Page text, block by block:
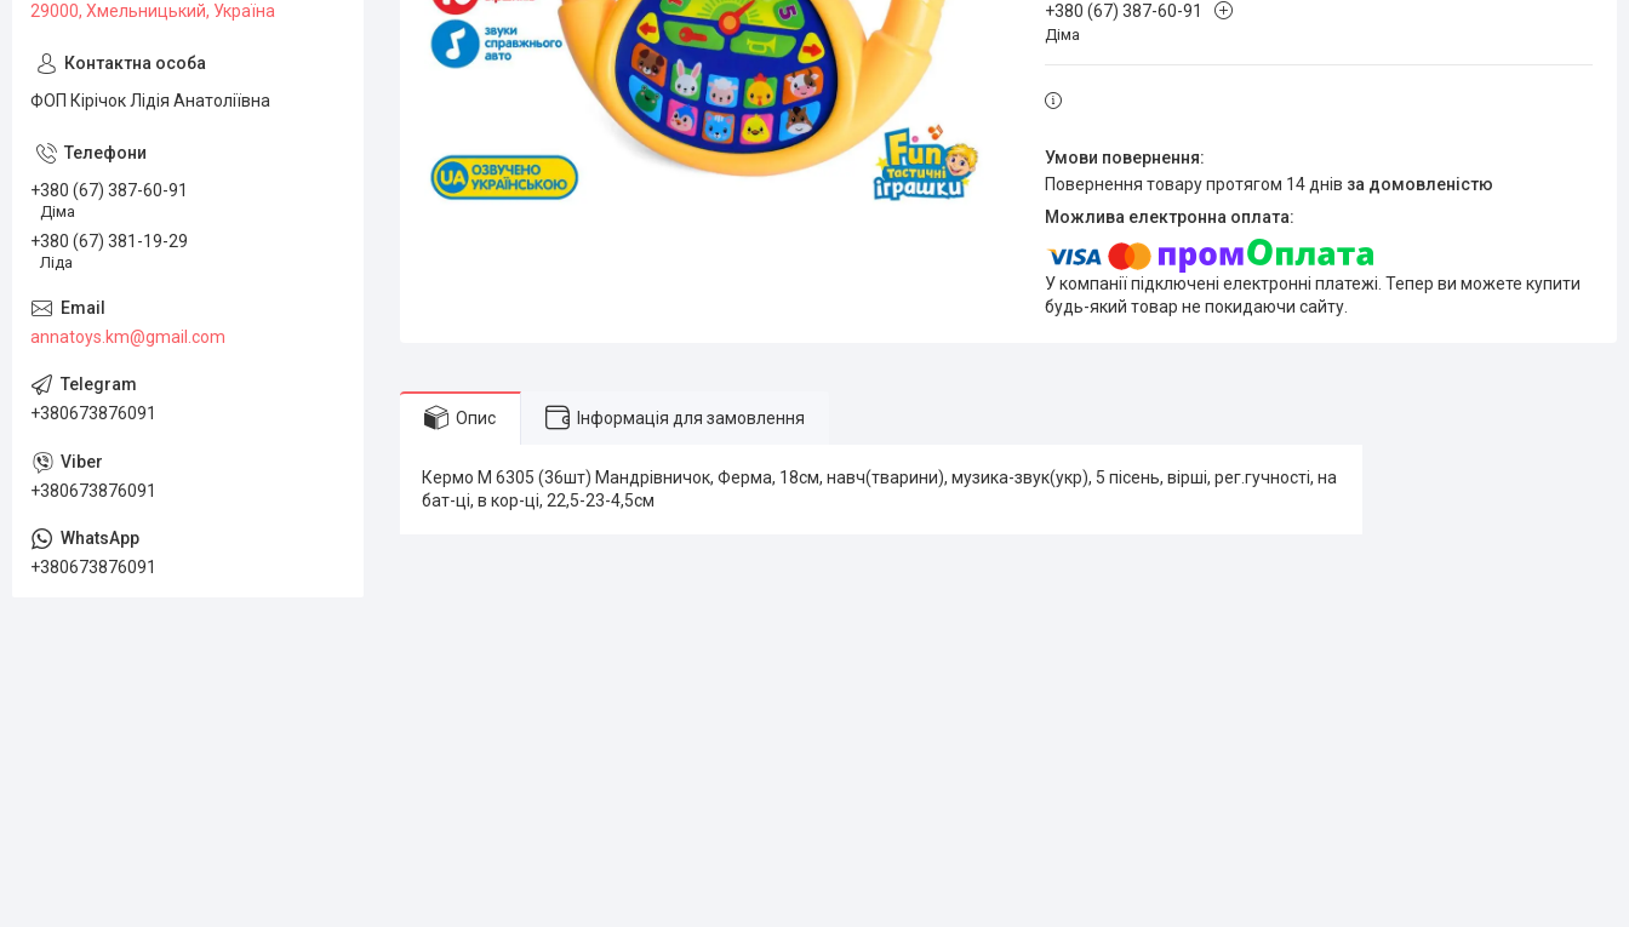
+380 (67) 387-60-91
Діма
повернення товару протягом 14 днів за домовленістю
У компанії підключені електронні платежі. Тепер ви можете купити
будь-який товар не покидаючи сайту.
Опис Інформація для замовлення
Кермо M 6305 (36шт) Мандрівничок, Ферма, 18см, навч(тварини), музика-звук(укр), 5 пісень, вірші, рег.гучності, на
бат-ці, в кор-ці, 22,5-23-4,5см
29000, Хмельницький, Україна
ФОП Кірічок Лідія Анатоліївна
+380 (67) 387-60-91
Діма
+380 (67) 381-19-29
Ліда
annatoys.km@gmail.com
+380673876091
+380673876091
+380673876091